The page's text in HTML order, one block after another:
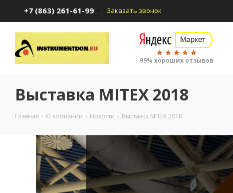
+7 (863) 261-61-99 Заказать звонок
99% хороших отзывов
Выставка MITEX 2018
Главная - О компании - Новости - Выставка MITEX 2018